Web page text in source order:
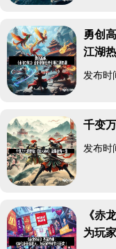
勇创
江湖
发布
千变
发布
《赤
为玩